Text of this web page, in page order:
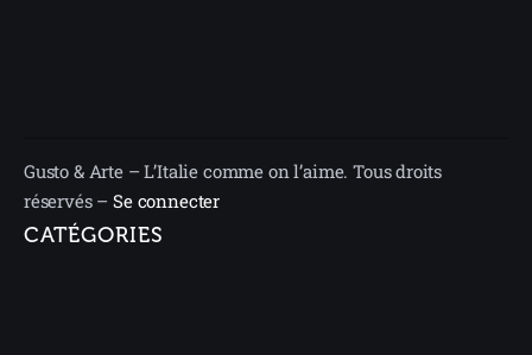
Gusto & Arte – L’Italie comme on l’aime. Tous droits
réservés –Se connecter
CATÉGORIES